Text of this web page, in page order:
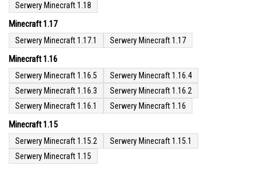
Serwery Minecraft 1.18
Minecraft 1.17
Serwery Minecraft 1.17.1 Serwery Minecraft 1.17
Minecraft 1.16
Serwery Minecraft 1.16.5
Serwery Minecraft 1.16.4
Serwery Minecraft 1.16.3
Serwery Minecraft 1.16.2
Serwery Minecraft 1.16.1
Serwery Minecraft 1.16
Minecraft 1.15
Serwery Minecraft 1.15.2
Serwery Minecraft 1.15.1
Serwery Minecraft 1.15